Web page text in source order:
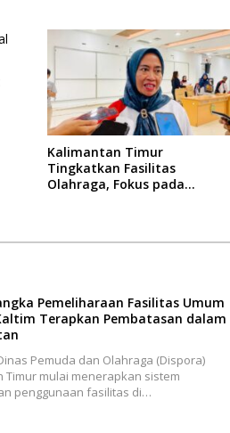
Kalimantan Timur
Tingkatkan Fasilitas
Olahraga, Fokus pada
Pemeliharaan Fasilitas Umum
Terapkan Pembatasan dalam
Pemuda dan Olahraga (Dispora)
Timur mulai menerapkan sistem
penggunaan fasilitas di…